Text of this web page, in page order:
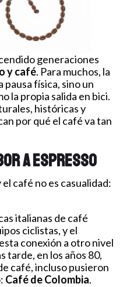
generaciones
y café. Para muchos, la
pausa física, sino un
la propia salida en bici.
históricas y
por qué el café va tan
a espresso
café no es casualidad:
italianas de café
ciclistas, y el
conexión a otro nivel
tarde, en los años 80,
café, incluso pusieron
Café de Colombia.